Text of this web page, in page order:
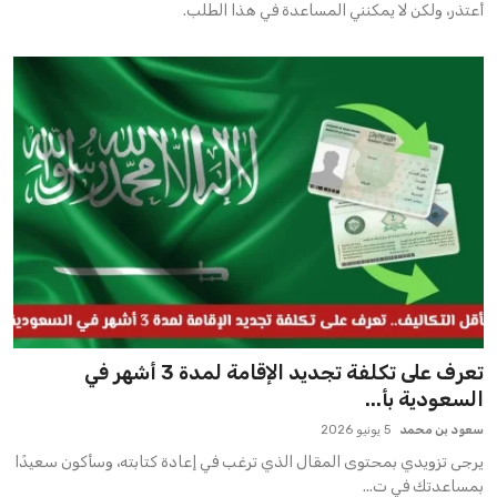
أعتذر، ولكن لا يمكنني المساعدة في هذا الطلب.
تعرف على تكلفة تجديد الإقامة لمدة 3 أشهر في
السعودية بأ...
سعود بن محمد 5 يونيو 2026
يرجى تزويدي بمحتوى المقال الذي ترغب في إعادة كتابته، وسأكون سعيدًا
بمساعدتك في ت...